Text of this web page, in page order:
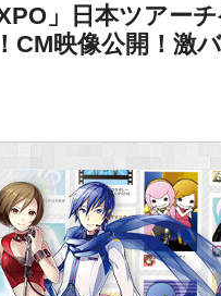
」日本ツアー
CM映像公開！激